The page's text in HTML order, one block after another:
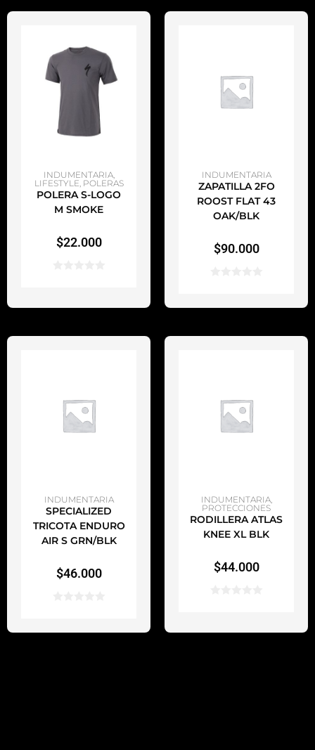
AÑADIR AL CARRITO
INDUMENTARIA,
LIFESTYLE, POLERAS
POLERA S-LOGO
M SMOKE
$22.000
AÑADIR AL CARRITO
INDUMENTARIA
ZAPATILLA 2FO
ROOST FLAT 43
OAK/BLK
$90.000
AÑADIR AL CARRITO
INDUMENTARIA
SPECIALIZED
TRICOTA ENDURO
AIR S GRN/BLK
$46.000
AÑADIR AL CARRITO
INDUMENTARIA,
PROTECCIONES
RODILLERA ATLAS
KNEE XL BLK
$44.000